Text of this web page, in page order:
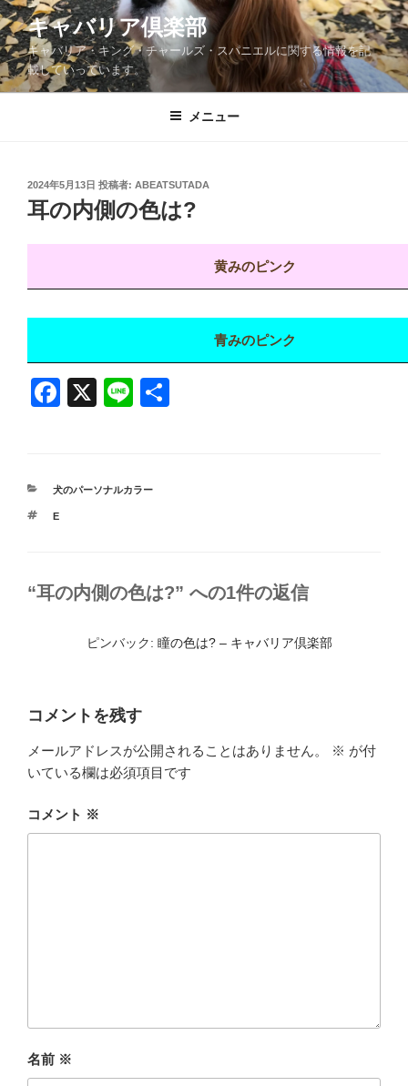
コ
ン
テ
ン
ツ
キャバリア倶楽部
キャバリア・キング・チャールズ・スパニエルに関する情報を記
載していっています。
メニュー
投
稿
日:
2024年5月13日 投稿者: ABEATSUTADA
耳の内側の色は?
黄みのピンク
青みのピンク
F
e
k
X
Li
カ
ゴ
犬のパーソナルカラー
タ
E
“耳の内側の色は?” への1件の返信
ピンバック: 瞳の色は? – キャバリア倶楽部
コメントを残す
メールアドレスが公開されることはありません。 ※ が付
いている欄は必須項目です
コメント ※
名前 ※